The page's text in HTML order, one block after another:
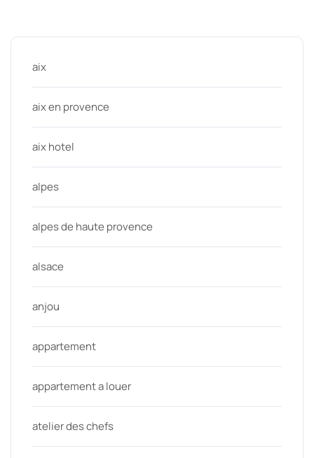
aix
aix en provence
aix hotel
alpes
alpes de haute provence
alsace
anjou
appartement
appartement a louer
atelier des chefs